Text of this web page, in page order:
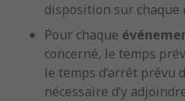
disposition sur chaque
Pour chaque
concerné, le temps
le temps d’arrêt prévu
nécessaire d’y